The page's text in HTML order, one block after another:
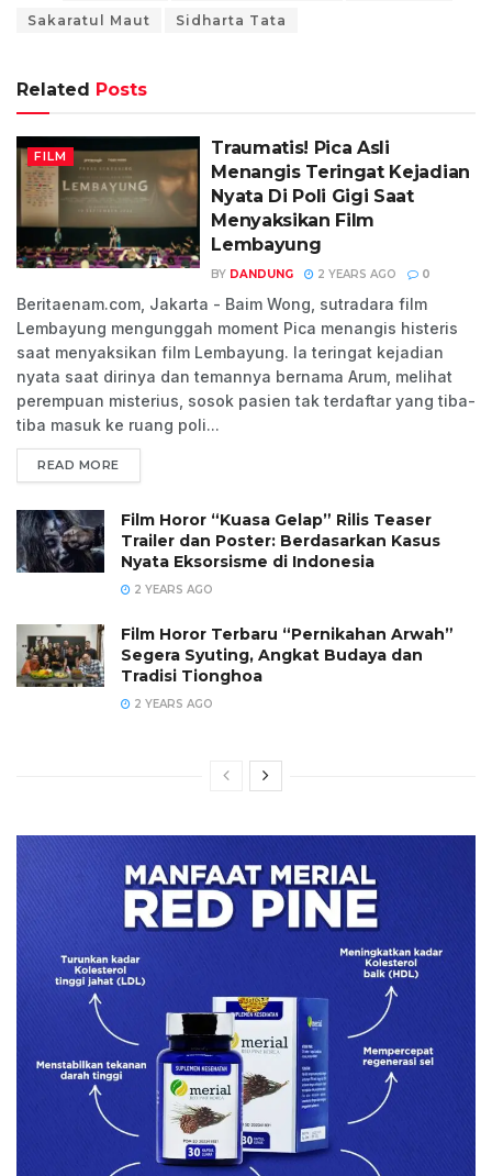
Sakaratul Maut Sidharta Tata
Related Posts
FILM
Traumatis! Pica Asli
Menangis Teringat Kejadian
Nyata Di Poli Gigi Saat
Menyaksikan Film
Lembayung
BY DANDUNG 2 YEARS AGO 0
Beritaenam.com, Jakarta - Baim Wong, sutradara film
Lembayung mengunggah moment Pica menangis histeris
saat menyaksikan film Lembayung. Ia teringat kejadian
nyata saat dirinya dan temannya bernama Arum, melihat
perempuan misterius, sosok pasien tak terdaftar yang tiba-
tiba masuk ke ruang poli...
READ MORE
Film Horor “Kuasa Gelap” Rilis Teaser
Trailer dan Poster: Berdasarkan Kasus
Nyata Eksorsisme di Indonesia
2 YEARS AGO
Film Horor Terbaru “Pernikahan Arwah”
Segera Syuting, Angkat Budaya dan
Tradisi Tionghoa
2 YEARS AGO